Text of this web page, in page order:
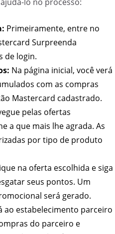
Primeiramente, entre no
Surpreenda
de login.
Na página inicial, você verá
com as compras
Mastercard cadastrado.
pelas ofertas
a que mais lhe agrada. As
por tipo de produto
na oferta escolhida e siga
seus pontos. Um
será gerado.
ao estabelecimento parceiro
do parceiro e